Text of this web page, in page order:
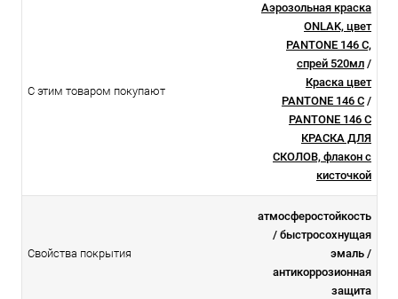
С этим товаром покупают
Аэрозольная краска
ONLAK, цвет
PANTONE 146 C,
спрей 520мл /
Краска цвет
PANTONE 146 C /
PANTONE 146 C
КРАСКА ДЛЯ
СКОЛОВ, флакон с
кисточкой
Свойства покрытия
атмосферостойкоcть
/ быстросохнущая
эмаль /
антикоррозионная
защита